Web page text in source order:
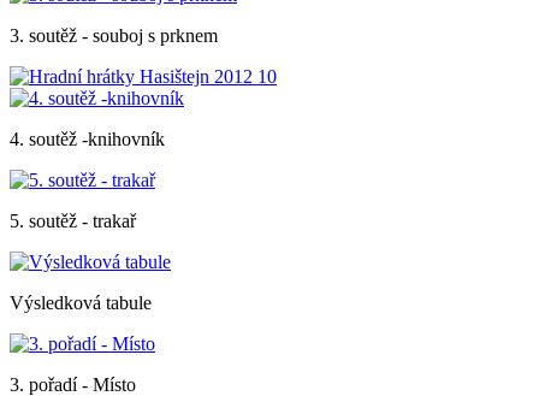
3. soutěž - souboj s prknem
4. soutěž -knihovník
5. soutěž - trakař
Výsledková tabule
3. pořadí - Místo